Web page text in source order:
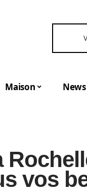
Maison News
vos